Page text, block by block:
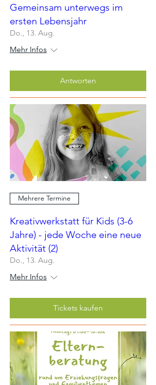
Gemeinsam unterwegs im
ersten Lebensjahr
Do., 13. Aug.
Mehr Infos
Antworten
Mehrere Termine
Kreativwerkstatt für Kids (3-6
Jahre) - jede Woche eine neue
Aktivität (2)
Do., 13. Aug.
Mehr Infos
Tickets kaufen